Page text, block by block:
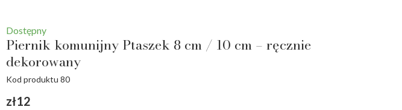
Dostępny
Piernik komunijny Ptaszek 8 cm / 10 cm – ręcznie
dekorowany
Kod produktu 80
zł12